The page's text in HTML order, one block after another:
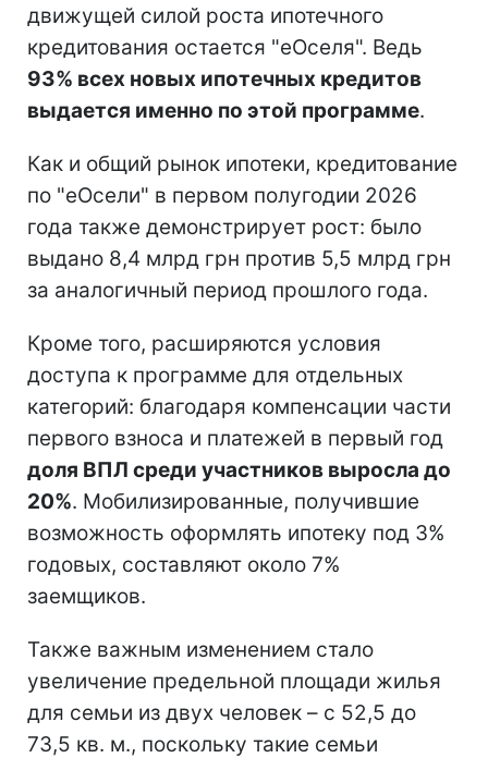
движущей силой роста ипотечного
кредитования остается "еОселя". Ведь
93% всех новых ипотечных кредитов
выдается именно по этой программе.
Как и общий рынок ипотеки, кредитование
по "еОсели" в первом полугодии 2026
года также демонстрирует рост: было
выдано 8,4 млрд грн против 5,5 млрд грн
за аналогичный период прошлого года.
Кроме того, расширяются условия
доступа к программе для отдельных
категорий: благодаря компенсации части
первого взноса и платежей в первый год
доля ВПЛ среди участников выросла до
20%. Мобилизированные, получившие
возможность оформлять ипотеку под 3%
годовых, составляют около 7%
заемщиков.
Также важным изменением стало
увеличение предельной площади жилья
для семьи из двух человек – с 52,5 до
73,5 кв. м., поскольку такие семьи